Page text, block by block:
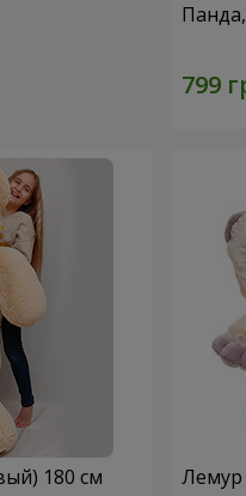
180 см Лемур